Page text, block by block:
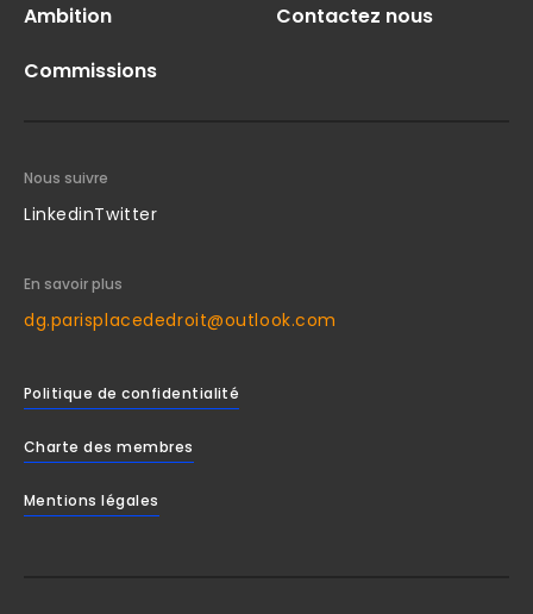
Ambition
Commissions
Contactez nous
Nous suivre
LinkedinTwitter
En savoir plus
dg.parisplacededroit@outlook.com
Politique de confidentialité
Charte des membres
Mentions légales